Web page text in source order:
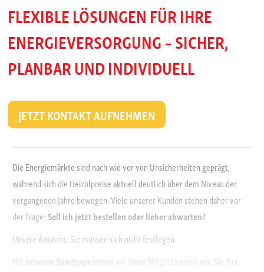
FLEXIBLE LÖSUNGEN FÜR IHRE
ENERGIEVERSORGUNG – SICHER,
PLANBAR UND INDIVIDUELL
JETZT KONTAKT AUFNEHMEN
Die Energiemärkte sind nach wie vor von Unsicherheiten geprägt,
während sich die Heizölpreise aktuell deutlich über dem Niveau der
vergangenen Jahre bewegen. Viele unserer Kunden stehen daher vor
der Frage:Soll ich jetzt bestellen oder lieber abwarten?
Unsere Antwort: Sie müssen sich nicht festlegen.
Mitunseren Spartippszeigen wir Ihnen Möglichkeiten, wie Sie Ihre